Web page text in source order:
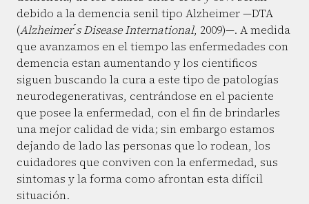
debido a la demencia senil tipo Alzheimer —DTA
(Alzheimer ́s Disease International, 2009)—. A medida
que avanzamos en el tiempo las enfermedades con
demencia estan aumentando y los cientificos
siguen buscando la cura a este tipo de patologías
neurodegenerativas, centrándose en el paciente
que posee la enfermedad, con el fin de brindarles
una mejor calidad de vida; sin embargo estamos
dejando de lado las personas que lo rodean, los
cuidadores que conviven con la enfermedad, sus
sintomas y la forma como afrontan esta difícil
situación.